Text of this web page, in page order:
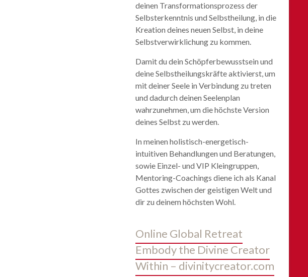
deinen Transformationsprozess der
Selbsterkenntnis und Selbstheilung, in die
Kreation deines neuen Selbst, in deine
Selbstverwirklichung zu kommen.
Damit du dein Schöpferbewusstsein und
deine Selbstheilungskräfte aktivierst, um
mit deiner Seele in Verbindung zu treten
und dadurch deinen Seelenplan
wahrzunehmen, um die höchste Version
deines Selbst zu werden.
In meinen holistisch-energetisch-
intuitiven Behandlungen und Beratungen,
sowie Einzel- und VIP Kleingruppen,
Mentoring-Coachings diene ich als Kanal
Gottes zwischen der geistigen Welt und
dir zu deinem höchsten Wohl.
Online Global Retreat
Embody the Divine Creator
Within – divinitycreator.com